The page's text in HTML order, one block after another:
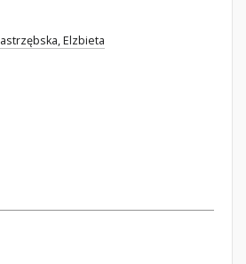
Elzbieta